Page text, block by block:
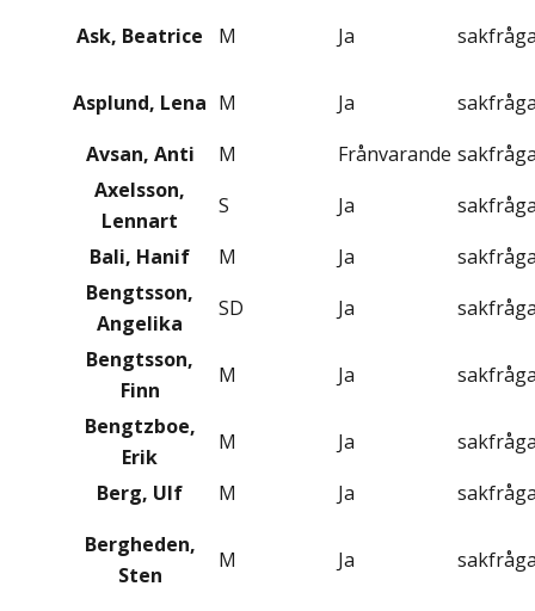
Ask, Beatrice M Ja
Asplund, Lena M Ja
Avsan, Anti
M Frånvarande
Axelsson,
Lennart
S Ja
Bali, Hanif
M Ja
Bengtsson,
Angelika
SD Ja
Bengtsson,
Finn
M Ja
Bengtzboe,
Erik
M Ja
Berg, Ulf
M Ja
Bergheden,
Sten
M Ja